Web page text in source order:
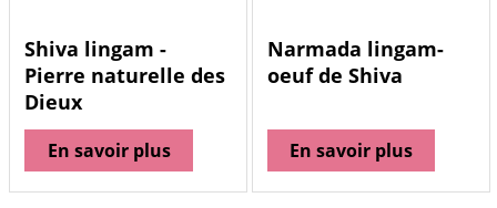
Shiva lingam -
Pierre naturelle des
Dieux
En savoir plus
Narmada lingam-
oeuf de Shiva
En savoir plus